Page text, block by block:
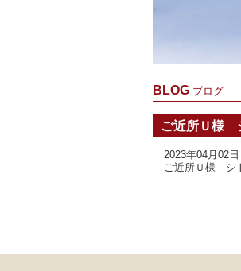
BLOG ブログ
ご近所Ｕ様
2023年04月02日
ご近所Ｕ様 シ